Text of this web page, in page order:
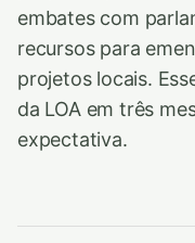
embates com
recursos para
projetos locais.
da LOA em três
expectativa.